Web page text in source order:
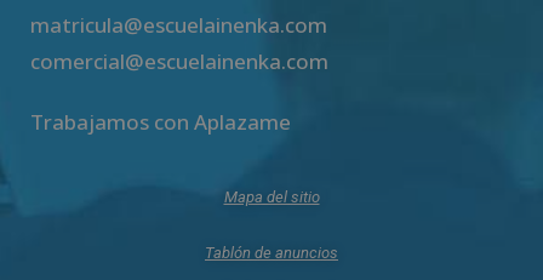
matricula@escuelainenka.com
comercial@escuelainenka.com
Trabajamos con Aplazame
Mapa del sitio
Tablón de anuncios